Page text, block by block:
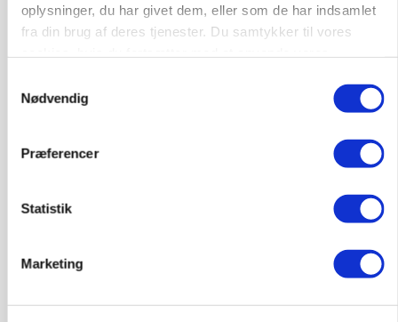
oplysninger, du har givet dem, eller som de har indsamlet
fra din brug af deres tjenester. Du samtykker til vores
Nødvendig
Præferencer
Statistik
Marketing
økoproduktion